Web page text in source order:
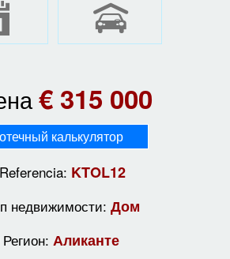
€ 315 000
калькулятор
Referencia: KTOL12
недвижимости: Дом
Регион: Аликанте